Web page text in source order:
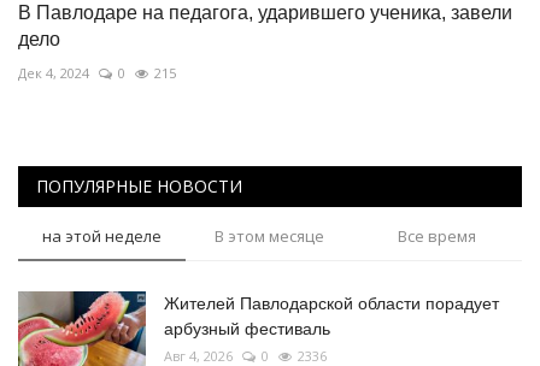
В Павлодаре на педагога, ударившего ученика, завели
дело
Дек 4, 2024 0 215
ПОПУЛЯРНЫЕ НОВОСТИ
на этой неделе В этом месяце Все время
Жителей Павлодарской области порадует
арбузный фестиваль
Авг 4, 2026 0 2336